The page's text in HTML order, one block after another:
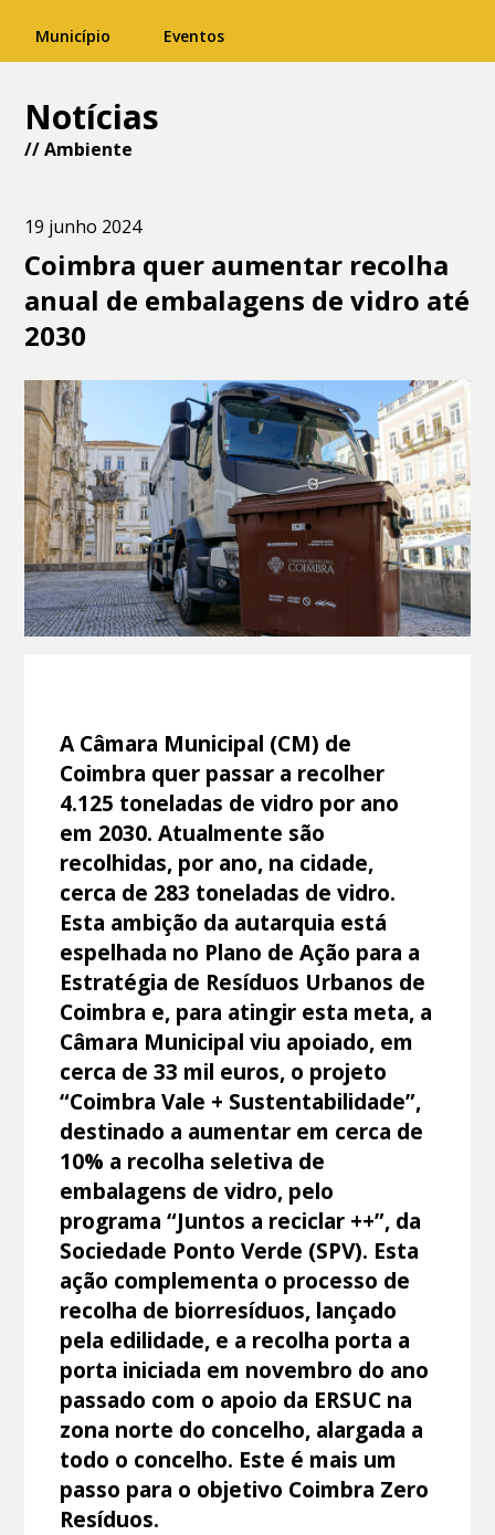
Município Eventos
Notícias
//Ambiente
19 junho 2024
Coimbra quer aumentar recolha
anual de embalagens de vidro até
2030
A Câmara Municipal (CM) de
Coimbra quer passar a recolher
4.125 toneladas de vidro por ano
em 2030. Atualmente são
recolhidas, por ano, na cidade,
cerca de 283 toneladas de vidro.
Esta ambição da autarquia está
espelhada no Plano de Ação para a
Estratégia de Resíduos Urbanos de
Coimbra e, para atingir esta meta, a
Câmara Municipal viu apoiado, em
cerca de 33 mil euros, o projeto
“Coimbra Vale + Sustentabilidade”,
destinado a aumentar em cerca de
10% a recolha seletiva de
embalagens de vidro, pelo
programa “Juntos a reciclar ++”, da
Sociedade Ponto Verde (SPV). Esta
ação complementa o processo de
recolha de biorresíduos, lançado
pela edilidade, e a recolha porta a
porta iniciada em novembro do ano
passado com o apoio da ERSUC na
zona norte do concelho, alargada a
todo o concelho. Este é mais um
passo para o objetivo Coimbra Zero
Resíduos.